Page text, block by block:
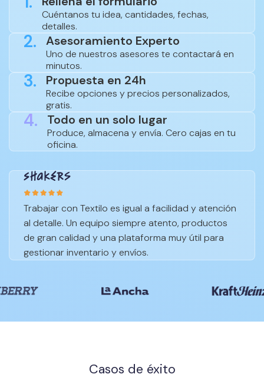
Cuéntanos tu idea, cantidades, fechas,
detalles.
2. Asesoramiento Experto
Uno de nuestros asesores te contactará en
minutos.
3. Propuesta en 24h
Recibe opciones y precios personalizados,
gratis.
4. Todo en un solo lugar
Produce, almacena y envía. Cero cajas en tu
oficina.
Trabajar con Textilo es igual a facilidad y atención
al detalle. Un equipo siempre atento, productos
de gran calidad y una plataforma muy útil para
gestionar inventario y envíos.
Casos de éxito